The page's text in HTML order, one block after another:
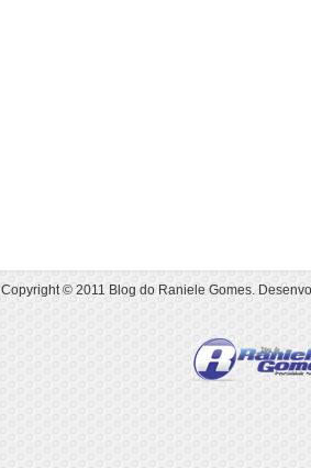
Copyright © 2011Blog do Raniele Gomes.